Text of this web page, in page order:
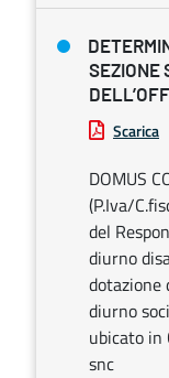
SEZIONE
Scarica
DOMUS
(P.Iva/
del
diurno
dotazione
diurno
ubicato in
snc